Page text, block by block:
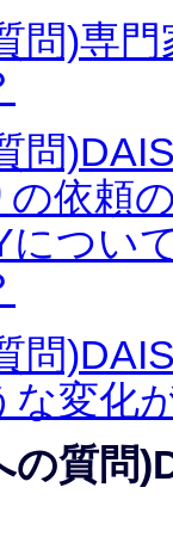
問)専
問
の依頼
につい
問
な変化
の質問